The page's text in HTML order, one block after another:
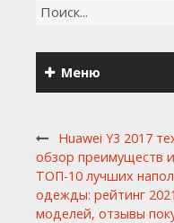
Меню
Huawei Y3 2017
обзор преимуществ
ТОП-10 лучших
одежды: рейтинг
моделей, отзывы